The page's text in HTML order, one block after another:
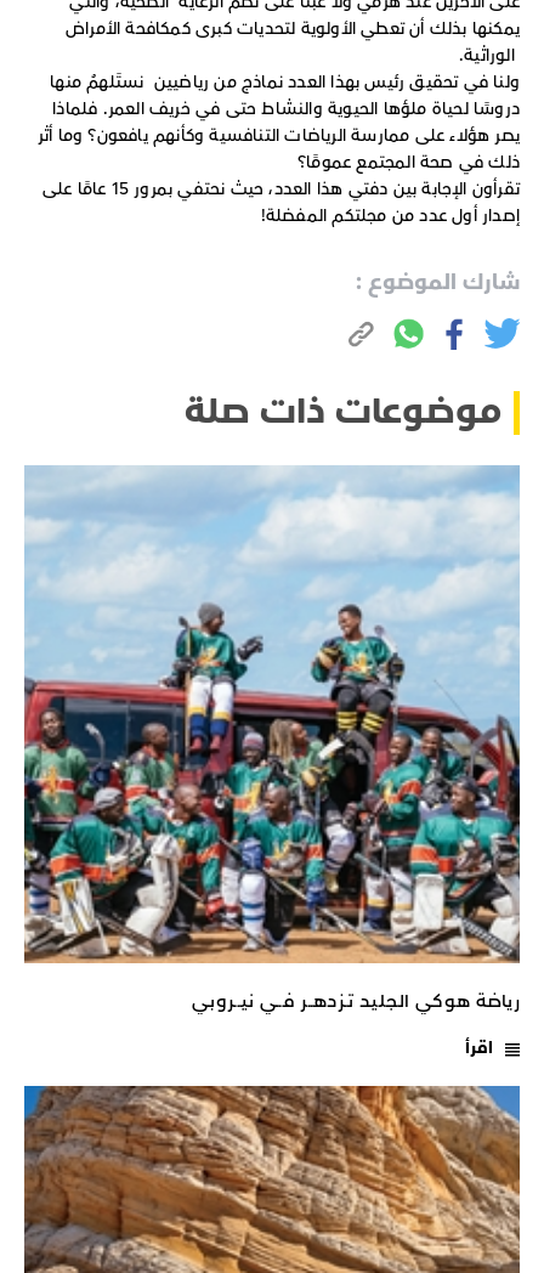
يمكنها بذلك أن تعطي الأولوية لتحديات كبرى كمكافحة الأمراض
الوراثية.
ولنا في تحقيق رئيس بهذا العدد نماذج من رياضيين نستَلهمُ منها
دروسًا لحياة ملؤها الحيوية والنشاط حتى في خريف العمر. فلماذا
يصر هؤلاء على ممارسة الرياضات التنافسية وكأنهم يافعون؟ وما أثر
ذلك في صحة المجتمع عمومًا؟
تقرأون الإجابة بين دفتي هذا العدد، حيث نحتفي بمرور 15 عامًا على
إصدار أول عدد من مجلتكم المفضلة!
شارك الموضوع :
موضوعات ذات صلة
رياضة هوكي الجليد تـزدهــر فــي نيــروبي
اقرأ